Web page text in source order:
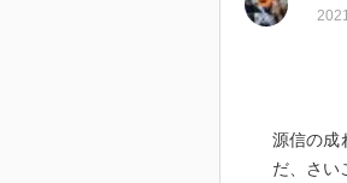
源信の成
だ、さい